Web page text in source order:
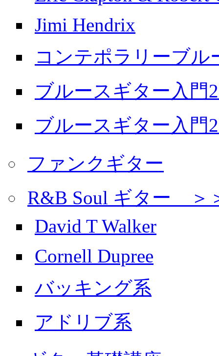
Jimi Hendrix
コンテポラリーブル
ブルースギター入門
ブルースギター入門
ファンクギター
R&B Soul ギター ＞
David T Walker
Cornell Dupree
バッキング系
アドリブ系